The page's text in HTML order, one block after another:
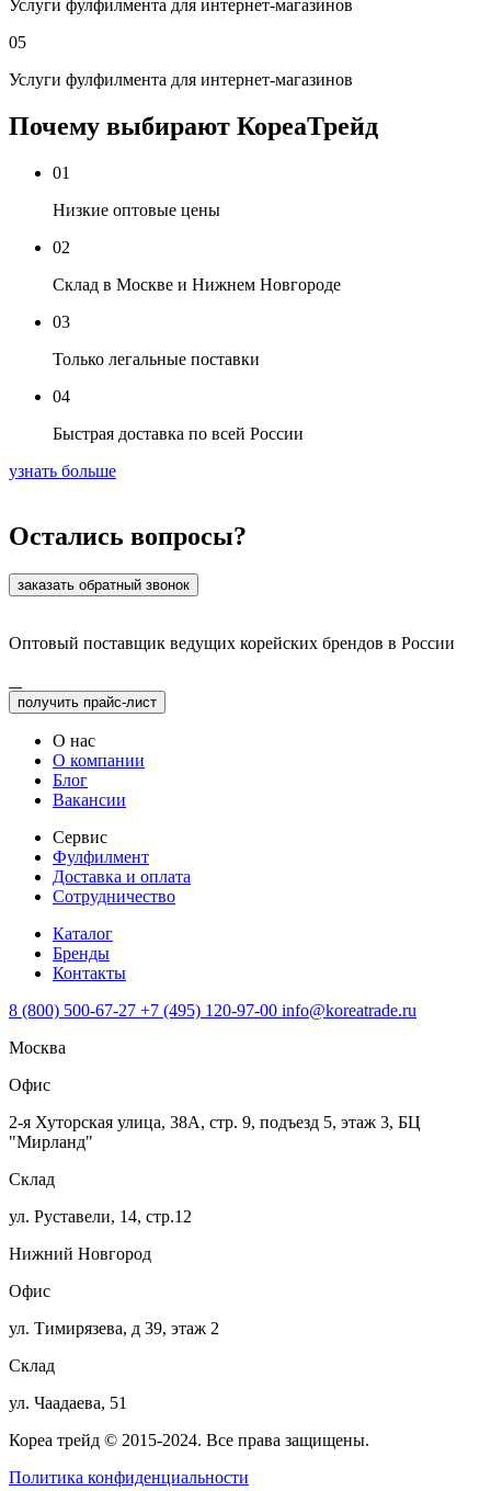
Услуги фулфилмента для интернет-магазинов
05
Услуги фулфилмента для интернет-магазинов
Почему выбирают КореаТрейд
01
Низкие оптовые цены
02
Склад в Москве и Нижнем Новгороде
03
Только легальные поставки
04
Быстрая доставка по всей России
узнать больше
Остались вопросы?
заказать обратный звонок
Оптовый поставщик ведущих корейских брендов в России
получить прайс-лист
О нас
О компании
Блог
Вакансии
Сервис
Фулфилмент
Доставка и оплата
Сотрудничество
Каталог
Бренды
Контакты
8 (800) 500-67-27 +7 (495) 120-97-00 info@koreatrade.ru
Москва
Офис
2-я Хуторская улица, 38А, стр. 9, подъезд 5, этаж 3, БЦ
"Мирланд"
Склад
ул. Руставели, 14, стр.12
Нижний Новгород
Офис
ул. Тимирязева, д 39, этаж 2
Склад
ул. Чаадаева, 51
Кореа трейд © 2015-2024. Все права защищены.
Политика конфиденциальности